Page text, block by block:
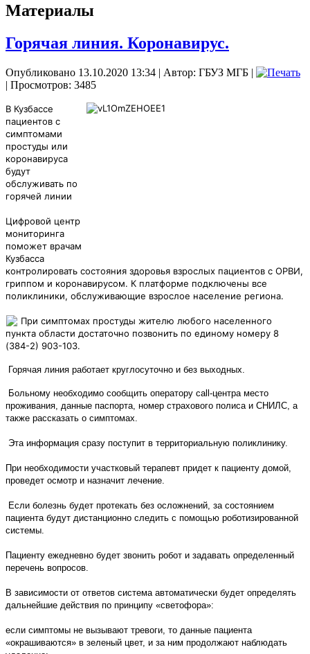
Материалы
Горячая линия. Коронавирус.
Опубликовано 13.10.2020 13:34 | Автор: ГБУЗ МГБ |
| Просмотров: 3485
В Кузбассе
пациентов с
симптомами
простуды или
коронавируса
будут
обслуживать по
горячей линии
Цифровой центр
мониторинга
поможет врачам
Кузбасса
контролировать состояния здоровья взрослых пациентов с ОРВИ,
гриппом и коронавирусом. К платформе подключены все
поликлиники, обслуживающие взрослое население региона.
При симптомах простуды жителю любого населенного
пункта области достаточно позвонить по единому номеру 8
(384-2) 903-103.
Горячая линия работает круглосуточно и без выходных.
Больному необходимо сообщить оператору call-центра место
проживания, данные паспорта, номер страхового полиса и СНИЛС, а
также рассказать о симптомах.
Эта информация сразу поступит в территориальную поликлинику.
При необходимости участковый терапевт придет к пациенту домой,
проведет осмотр и назначит лечение.
Если болезнь будет протекать без осложнений, за состоянием
пациента будут дистанционно следить с помощью роботизированной
системы.
Пациенту ежедневно будет звонить робот и задавать определенный
перечень вопросов.
В зависимости от ответов система автоматически будет определять
дальнейшие действия по принципу «светофора»:
если симптомы не вызывают тревоги, то данные пациента
«окрашиваются» в зеленый цвет, и за ним продолжают наблюдать